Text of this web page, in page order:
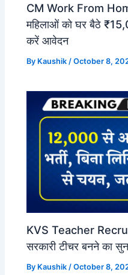
CM Work From
महिलाओं को घर बैठे
करें आवेदन
By Kaushik /October 8,
KVS Teacher
सरकारी टीचर बनने का
By Kaushik /October 8,